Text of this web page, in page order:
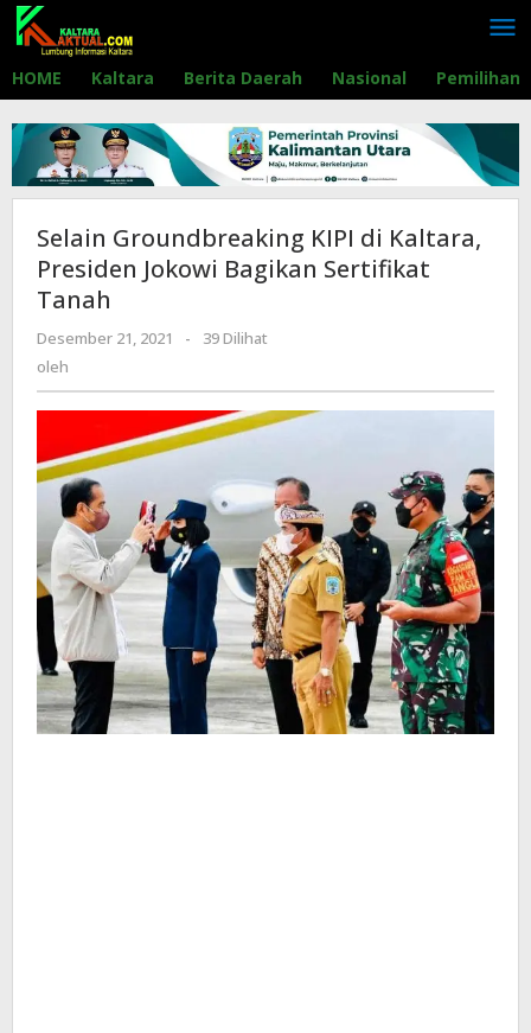
Lewati
konten
HOME Kaltara Berita Daerah Nasional Pemilihan
Selain Groundbreaking KIPI di Kaltara,
Presiden Jokowi Bagikan Sertifikat
Tanah
Desember 21, 2021 oleh
-
39 Dilihat
oleh